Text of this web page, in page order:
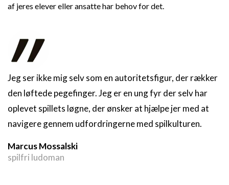
af jeres elever eller ansatte har behov for det.
Jeg ser ikke mig selv som en autoritetsfigur, der rækker
den løftede pegefinger. Jeg er en ung fyr der selv har
oplevet spillets løgne, der ønsker at hjælpe jer med at
navigere gennem udfordringerne med spilkulturen.
Marcus Mossalski
spilfri ludoman